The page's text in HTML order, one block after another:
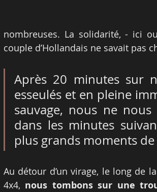
nombreuses. La solidarité, - ici
couple d’Hollandais ne savait pas
Après 20 minutes sur
esseulés et en pleine
sauvage, nous ne
dans les minutes
plus grands moments
Au détour d’un virage, le long de
4x4, nous tombons sur une